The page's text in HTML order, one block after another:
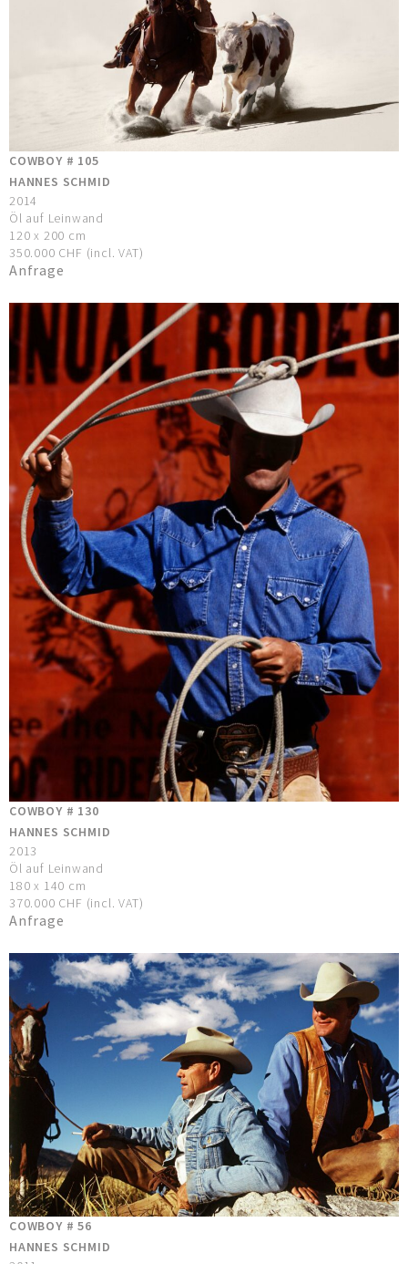
COWBOY # 105
HANNES SCHMID
2014
Öl auf Leinwand
120 x 200 cm
350.000 CHF (incl. VAT)
Anfrage
COWBOY # 130
HANNES SCHMID
2013
Öl auf Leinwand
180 x 140 cm
370.000 CHF (incl. VAT)
Anfrage
COWBOY # 56
HANNES SCHMID